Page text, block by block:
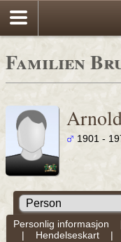
Familien
1901 -
Personlig informasjon
| Hendelseskart|